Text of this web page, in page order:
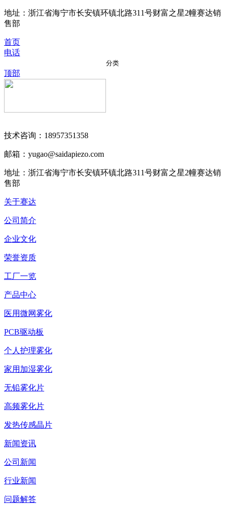
地址：浙江省海宁市长安镇环镇北路311号财富之星2幢赛达销
售部
首页
电话
分类
顶部
技术咨询：18957351358
邮箱：yugao@saidapiezo.com
地址：浙江省海宁市长安镇环镇北路311号财富之星2幢赛达销
售部
关于赛达
公司简介
企业文化
荣誉资质
工厂一览
产品中心
医用微网雾化
PCB驱动板
个人护理雾化
家用加湿雾化
无铅雾化片
高频雾化片
发热传感晶片
新闻资讯
公司新闻
行业新闻
问题解答